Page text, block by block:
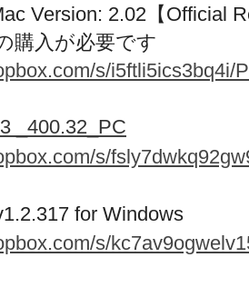
Version: 2.02【Official
購入が必要です
s/i5ftli5ics3bq4i/
_400.32_PC
s/
for Windows
s/